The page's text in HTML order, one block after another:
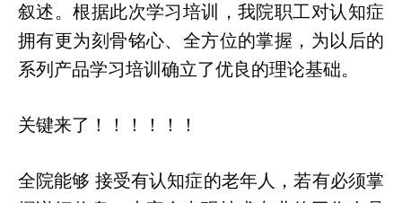
叙述。根据此次学习培训，我院职工对认知症
拥有更为刻骨铭心、全方位的掌握，为以后的
系列产品学习培训确立了优良的理论基础。
关键来了！！！！！！
全院能够 接受有认知症的老年人，若有必须掌